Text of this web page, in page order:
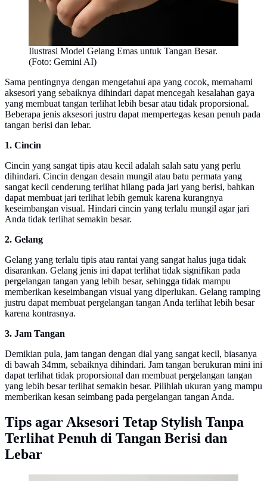
Ilustrasi Model Gelang Emas untuk Tangan Besar.
(Foto: Gemini AI)
Sama pentingnya dengan mengetahui apa yang cocok, memahami
aksesori yang sebaiknya dihindari dapat mencegah kesalahan gaya
yang membuat tangan terlihat lebih besar atau tidak proporsional.
Beberapa jenis aksesori justru dapat mempertegas kesan penuh pada
tangan berisi dan lebar.
1. Cincin
Cincin yang sangat tipis atau kecil adalah salah satu yang perlu
dihindari. Cincin dengan desain mungil atau batu permata yang
sangat kecil cenderung terlihat hilang pada jari yang berisi, bahkan
dapat membuat jari terlihat lebih gemuk karena kurangnya
keseimbangan visual. Hindari cincin yang terlalu mungil agar jari
Anda tidak terlihat semakin besar.
2. Gelang
Gelang yang terlalu tipis atau rantai yang sangat halus juga tidak
disarankan. Gelang jenis ini dapat terlihat tidak signifikan pada
pergelangan tangan yang lebih besar, sehingga tidak mampu
memberikan keseimbangan visual yang diperlukan. Gelang ramping
justru dapat membuat pergelangan tangan Anda terlihat lebih besar
karena kontrasnya.
3. Jam Tangan
Demikian pula, jam tangan dengan dial yang sangat kecil, biasanya
di bawah 34mm, sebaiknya dihindari. Jam tangan berukuran mini ini
dapat terlihat tidak proporsional dan membuat pergelangan tangan
yang lebih besar terlihat semakin besar. Pilihlah ukuran yang mampu
memberikan kesan seimbang pada pergelangan tangan Anda.
Tips agar Aksesori Tetap Stylish Tanpa
Terlihat Penuh di Tangan Berisi dan
Lebar